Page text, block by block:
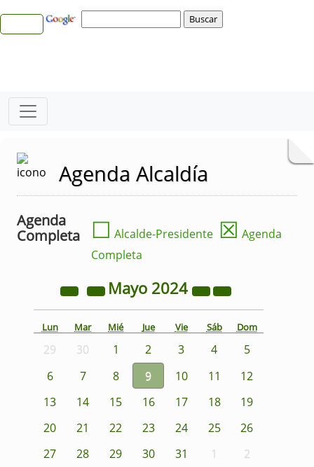
Agenda Alcaldía
Agenda
Completa
☐ Alcalde-Presidente ☒ Agenda
Completa
Mayo 2024
Lun Mar Mié Jue Vie Sáb Dom
29 30 1 2 3 4
5
6
7 8 9 10 11
12
13
14 15 16 17 18
19
20
21 22 23 24 25
26
27
28 29 30 31 1 2